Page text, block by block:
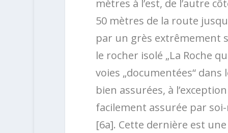
mètres à l’est, de l’autre
50 mètres de la route
par un grès extrêmement
le rocher isolé „La Roche
voies „documentées“
bien assurées, à
facilement assurée par
[6a]. Cette dernière est